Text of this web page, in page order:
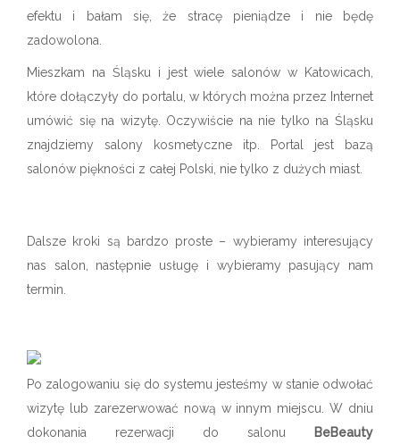
efektu i bałam się, że stracę pieniądze i nie będę
zadowolona.
Mieszkam na Śląsku i jest wiele salonów w Katowicach,
które dołączyły do portalu, w których można przez Internet
umówić się na wizytę. Oczywiście na nie tylko na Śląsku
znajdziemy salony kosmetyczne itp. Portal jest bazą
salonów piękności z całej Polski, nie tylko z dużych miast.
Dalsze kroki są bardzo proste – wybieramy interesujący
nas salon, następnie usługę i wybieramy pasujący nam
termin.
Po zalogowaniu się do systemu jesteśmy w stanie odwołać
wizytę lub zarezerwować nową w innym miejscu. W dniu
dokonania rezerwacji do salonu
BeBeauty